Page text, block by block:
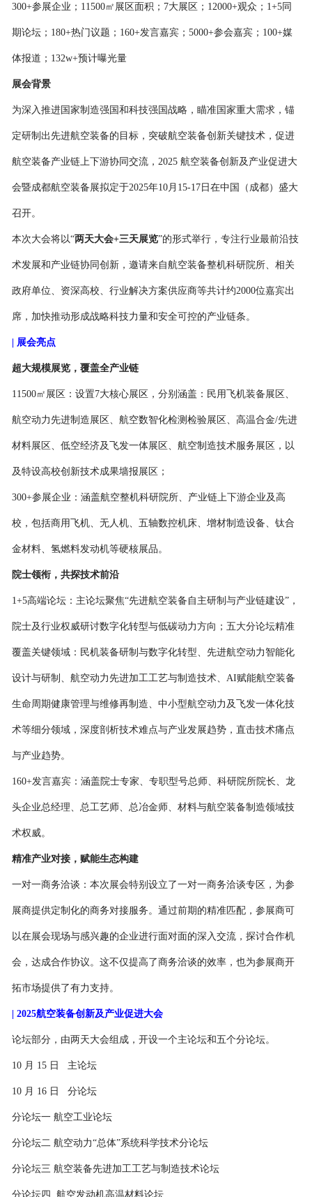
300+参展企业；11500㎡展区面积； 7大展区；12000+观众；1+5同
期论坛；180+热门议题；160+发言嘉宾；5000+参会嘉宾；100+媒
体报道；132w+预计曝光量
展会背景
为深入推进国家制造强国和科技强国战略，瞄准国家重大需求，锚
定研制出先进航空装备的目标，突破航空装备创新关键技术，促进
航空装备产业链上下游协同交流， 2025 航空装备创新及产业促进大
会暨成都航空装备展拟定于2025年10月15-17日在中国（成都）盛大
召开。
本次大会将以“两天大会+三天展览”的形式举行，专注行业最前沿技
术发展和产业链协同创新，邀请来自航空装备整机科研院所、相关
政府单位、资深高校、行业解决方案供应商等共计约2000位嘉宾出
席，加快推动形成战略科技力量和安全可控的产业链条。
| 展会亮点
超大规模展览，覆盖全产业链
11500㎡展区：设置7大核心展区，分别涵盖：民用飞机装备展区、
航空动力先进制造展区、航空数智化检测检验展区、高温合金/先进
材料展区、低空经济及飞发一体展区、航空制造技术服务展区，以
及特设高校创新技术成果墙报展区；
300+参展企业：涵盖航空整机科研院所、产业链上下游企业及高
校，包括商用飞机、无人机、五轴数控机床、增材制造设备、钛合
金材料、氢燃料发动机等硬核展品。
院士领衔，共探技术前沿
1+5高端论坛：主论坛聚焦“先进航空装备自主研制与产业链建设”，
院士及行业权威研讨数字化转型与低碳动力方向；五大分论坛精准
覆盖关键领域：民机装备研制与数字化转型、先进航空动力智能化
设计与研制、航空动力先进加工工艺与制造技术、AI赋能航空装备
生命周期健康管理与维修再制造、中小型航空动力及飞发一体化技
术等细分领域，深度剖析技术难点与产业发展趋势，直击技术痛点
与产业趋势。
160+发言嘉宾：涵盖院士专家、专职型号总师、科研院所院长、龙
头企业总经理、总工艺师、总冶金师、材料与航空装备制造领域技
术权威。
精准产业对接，赋能生态构建
一对一商务洽谈：本次展会特别设立了一对一商务洽谈专区，为参
展商提供定制化的商务对接服务。通过前期的精准匹配，参展商可
以在展会现场与感兴趣的企业进行面对面的深入交流，探讨合作机
会，达成合作协议。这不仅提高了商务洽谈的效率，也为参展商开
拓市场提供了有力支持。
| 2025航空装备创新及产业促进大会
论坛部分，由两天大会组成，开设一个主论坛和五个分论坛。
10 月 15 日 主论坛
10 月 16 日 分论坛
分论坛一航空工业论坛
分论坛二航空动力“总体”系统科学技术分论坛
分论坛三 航空装备先进加工工艺与制造技术论坛
分论坛四 航空发动机高温材料论坛